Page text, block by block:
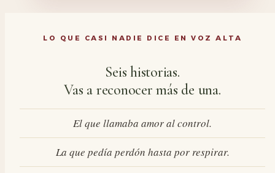
LO QUE CASI NADIE DICE EN VOZ ALTA
Seis historias.
Vas a reconocer más de una.
El que llamaba amor al control.
La que pedía perdón hasta por respirar.